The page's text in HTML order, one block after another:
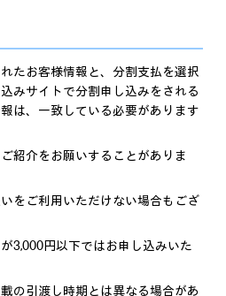
たお客様情報と、分割支払を選択
みサイトで分割申し込みをされる
は、一致している必要があります
紹介をお願いすることがありま
をご利用いただけない場合もござ
3,000円以下ではお申し込みいた
の引渡し時期とは異なる場合があ